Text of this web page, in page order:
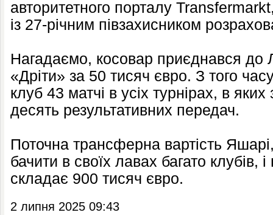
авторитетного порталу
із 27-річним півзахисником
Нагадаємо, косовар приєднався до
«Дріти» за 50 тисяч євро. З того
клуб 43 матчі в усіх турнірах, в яких
десять результативних передач.
Поточна трансферна вартість
бачити в своїх лавах багато клубів,
складає 900 тисяч євро.
2 липня 2025 09:43